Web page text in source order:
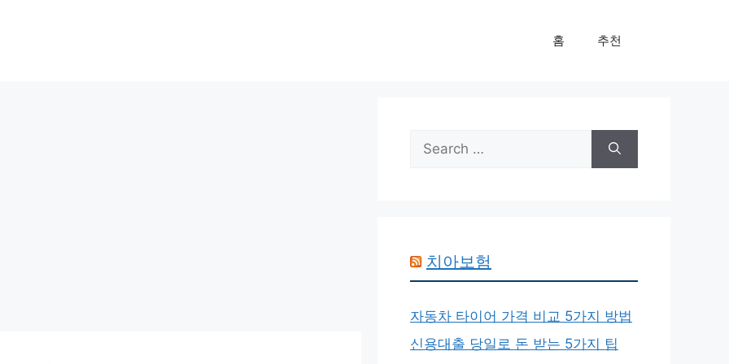
홈 추천
Search
for:
치아보험
자동차 타이어 가격 비교 5가지 방법
신용대출 당일로 돈 받는 5가지 팁